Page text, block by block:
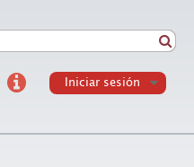
Iniciar sesión